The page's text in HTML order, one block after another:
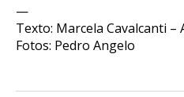
—
Texto: Marcela Cavalcanti –
Fotos: Pedro Angelo